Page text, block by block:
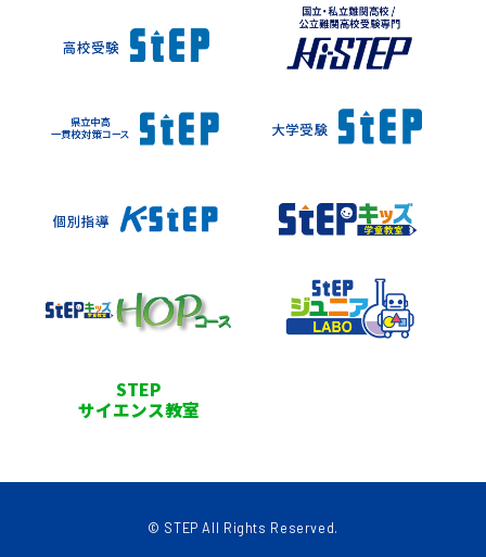
STEP
サイエンス教室
© STEP All Rights Reserved.